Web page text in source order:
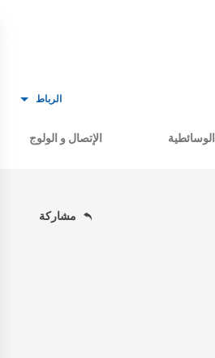
الرباط
الوسائطية الإتصال و الولوج
مشاركة